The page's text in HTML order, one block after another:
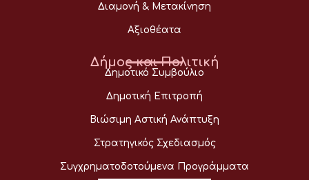
Διαμονή & Μετακίνηση
Αξιοθέατα
Δήμος και Πολιτική
Δημοτικό Συμβούλιο
Δημοτική Επιτροπή
Βιώσιμη Αστική Ανάπτυξη
Στρατηγικός Σχεδιασμός
Συγχρηματοδοτούμενα Προγράμματα